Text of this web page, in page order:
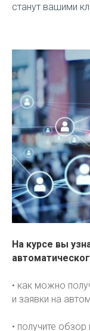
станут вашими
На курсе вы
• как можно
и заявки на
• получите